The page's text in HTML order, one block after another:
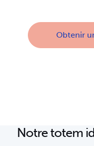
Obtenir
Notre totem